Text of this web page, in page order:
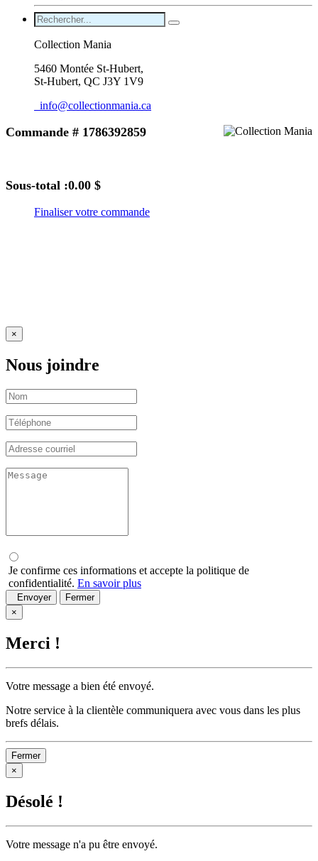
Collection Mania
5460 Montée St-Hubert,
St-Hubert, QC J3Y 1V9
info@collectionmania.ca
Commande # 1786392859
Sous-total :0.00 $
Finaliser votre commande
×
Nous joindre
Je confirme ces informations et accepte la politique de
confidentialité. En savoir plus
Envoyer
Fermer
×
Merci !
Votre message a bien été envoyé.
Notre service à la clientèle communiquera avec vous dans les plus
brefs délais.
Fermer
×
Désolé !
Votre message n'a pu être envoyé.